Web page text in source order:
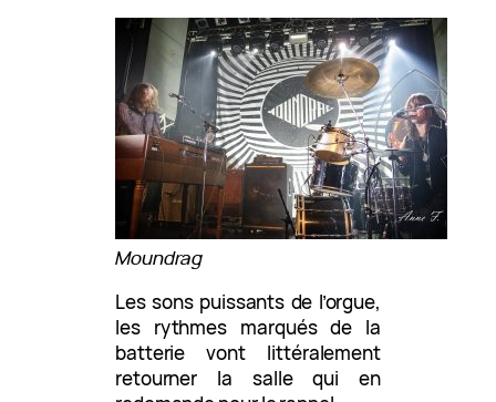
Moundrag
Les sons puissants de l’orgue,
les rythmes marqués de la
batterie vont littéralement
retourner la salle qui en